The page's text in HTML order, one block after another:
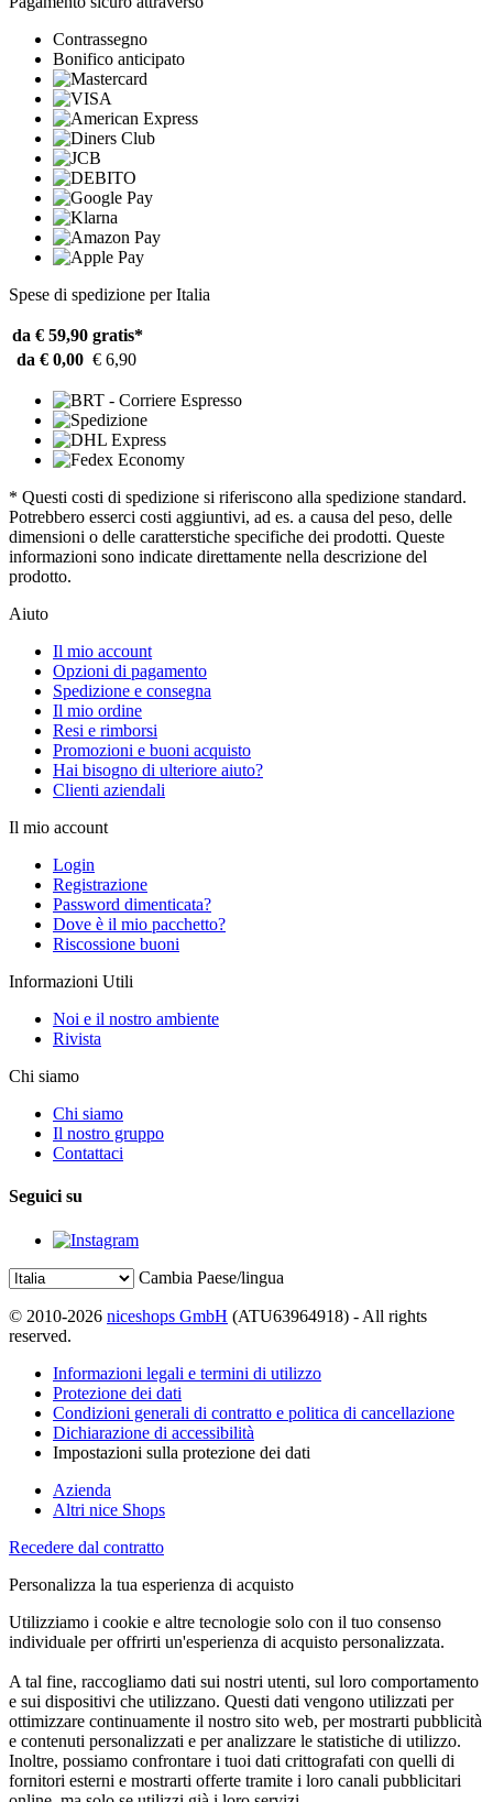
Contrassegno
Bonifico anticipato
Spese di spedizione per Italia
da € 59,90 gratis*
da € 0,00 € 6,90
* Questi costi di spedizione si riferiscono alla spedizione standard.
Potrebbero esserci costi aggiuntivi, ad es. a causa del peso, delle
dimensioni o delle caratterstiche specifiche dei prodotti. Queste
informazioni sono indicate direttamente nella descrizione del
prodotto.
Aiuto
Il mio account
Opzioni di pagamento
Spedizione e consegna
Il mio ordine
Resi e rimborsi
Promozioni e buoni acquisto
Hai bisogno di ulteriore aiuto?
Clienti aziendali
Il mio account
Login
Registrazione
Password dimenticata?
Dove è il mio pacchetto?
Riscossione buoni
Informazioni Utili
Noi e il nostro ambiente
Rivista
Chi siamo
Chi siamo
Il nostro gruppo
Contattaci
Seguici su
Cambia Paese/lingua
© 2010-2026 niceshops GmbH (ATU63964918) - All rights
reserved.
Informazioni legali e termini di utilizzo
Protezione dei dati
Condizioni generali di contratto e politica di cancellazione
Dichiarazione di accessibilità
Impostazioni sulla protezione dei dati
Azienda
Altri nice Shops
Recedere dal contratto
Personalizza la tua esperienza di acquisto
Utilizziamo i cookie e altre tecnologie solo con il tuo consenso
individuale per offrirti un'esperienza di acquisto personalizzata.
A tal fine, raccogliamo dati sui nostri utenti, sul loro comportamento
e sui dispositivi che utilizzano. Questi dati vengono utilizzati per
ottimizzare continuamente il nostro sito web, per mostrarti pubblicità
e contenuti personalizzati e per analizzare le statistiche di utilizzo.
Inoltre, possiamo confrontare i tuoi dati crittografati con quelli di
fornitori esterni e mostrarti offerte tramite i loro canali pubblicitari